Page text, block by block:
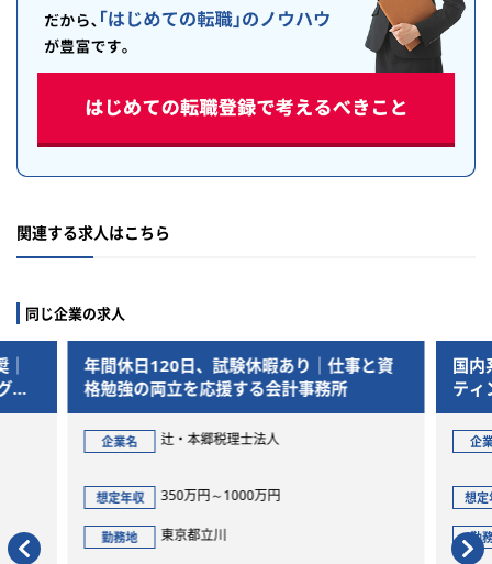
関連する求人はこちら
同じ企業の求人
年間休日120日、試験休暇あり｜仕事と資
格勉強の両立を応援する会計事務所
辻・本郷税理士法人
350万円～1000万円
東京都立川
国内系大
ティング
洲
勤務地